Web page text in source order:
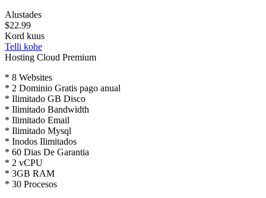
Alustades
$22.99
Kord kuus
Telli kohe
Hosting Cloud Premium
* 8 Websites
* 2 Dominio Gratis pago anual
* Ilimitado GB Disco
* Ilimitado Bandwidth
* Ilimitado Email
* Ilimitado Mysql
* Inodos Ilimitados
* 60 Dias De Garantia
* 2 vCPU
* 3GB RAM
* 30 Procesos